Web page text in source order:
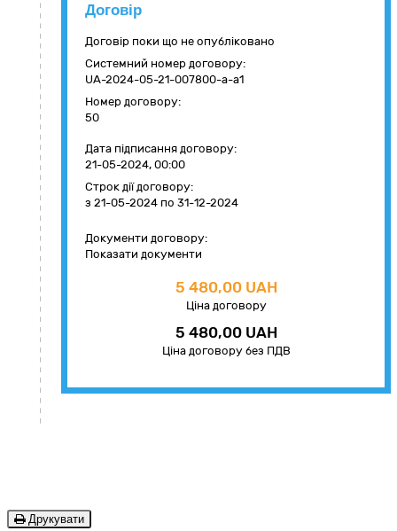
Договір
Договір поки що не опубліковано
Системний номер договору:
UA-2024-05-21-007800-a-a1
Номер договору:
50
Дата підписання договору:
21-05-2024, 00:00
Строк дії договору:
з 21-05-2024 по 31-12-2024
Документи договору:
Показати документи
5 480,00 UAH
Ціна договору
5 480,00 UAH
Ціна договору без ПДВ
Друкувати